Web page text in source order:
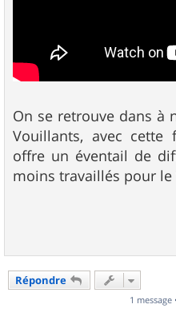
On se retrouve dans à
Vouillants, avec
offre un éventail de
moins travaillés pour le
Répondre
1 message